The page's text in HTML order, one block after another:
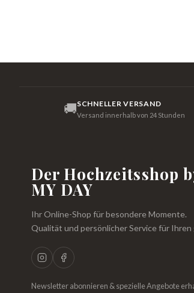
🚚SCHNELLER VERSAND
Versand innerhalb von 24 Stunden
Der Hochzeitsshop
MY DAY
Ihr Online-Shop für besondere Momente.
Qualität und persönlicher Service für Ihren
Newsletter abonnieren & spezielle Angebote